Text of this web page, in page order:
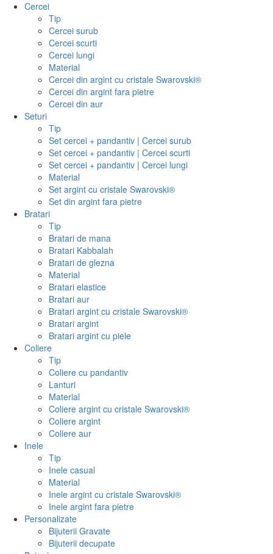
Cercei
Tip
Cercei surub
Cercei scurti
Cercei lungi
Material
Cercei din argint cu cristale Swarovski®
Cercei din argint fara pietre
Cercei din aur
Seturi
Tip
Set cercei + pandantiv | Cercei surub
Set cercei + pandantiv | Cercei scurti
Set cercei + pandantiv | Cercei lungi
Material
Set argint cu cristale Swarovski®
Set din argint fara pietre
Bratari
Tip
Bratari de mana
Bratari Kabbalah
Bratari de glezna
Material
Bratari elastice
Bratari aur
Bratari argint cu cristale Swarovski®
Bratari argint
Bratari argint cu piele
Coliere
Tip
Coliere cu pandantiv
Lanturi
Material
Coliere argint cu cristale Swarovski®
Coliere argint
Coliere aur
Inele
Tip
Inele casual
Material
Inele argint cu cristale Swarovski®
Inele argint fara pietre
Personalizate
Bijuterii Gravate
Bijuterii decupate